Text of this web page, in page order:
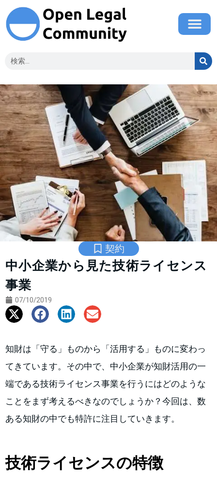
契約
中小企業から見た技術ライセンス
事業
07/10/2019
知財は「守る」ものから「活用する」ものに変わっ
てきています。その中で、中小企業が知財活用の一
端である技術ライセンス事業を行うにはどのような
ことをまず考えるべきなのでしょうか？今回は、数
ある知財の中でも特許に注目していきます。
技術ライセンスの特徴